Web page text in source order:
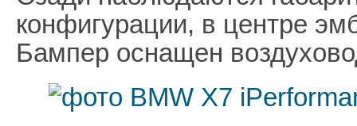
конфигурации, в центре
Бампер оснащен